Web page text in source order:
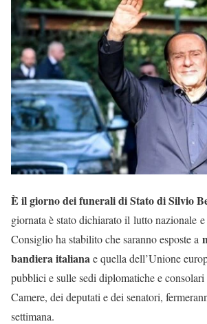
È il giorno dei funerali di Stato di Silvio
giornata è stato dichiarato il lutto nazionale
Consiglio ha stabilito che saranno esposte a
bandiera italianae quella dell’Unione
pubblici e sulle sedi diplomatiche e
Camere, dei deputati e dei senatori,
settimana.